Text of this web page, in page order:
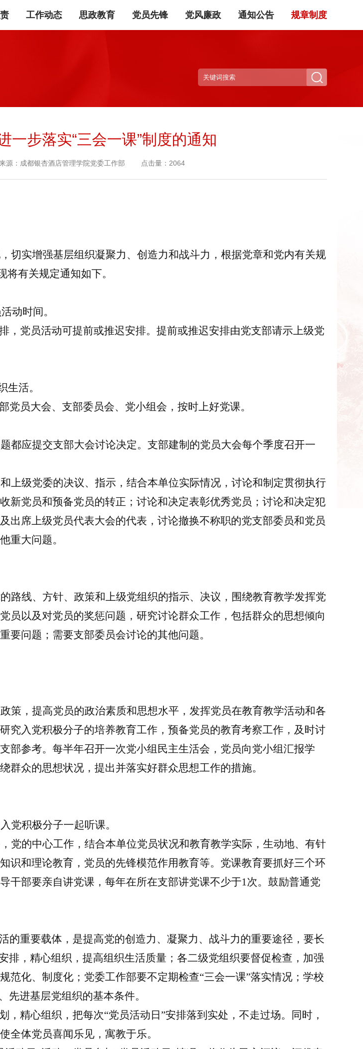
工作动态 思政教育 党员先锋 党风廉政 通知公告 规章制度
一步落实“三会一课”制度的通知
：成都银杏酒店管理学院党委工作部 点击量：2064
切实增强基层组织凝聚力、创造力和战斗力，根据党章和党内有关规
将有关规定通知如下。
动时间。
，党员活动可提前或推迟安排。提前或推迟安排由党支部请示上级党
生活。
党员大会、支部委员会、党小组会，按时上好党课。
都应提交支部大会讨论决定。支部建制的党员大会每个季度召开一
上级党委的决议、指示，结合本单位实际情况，讨论和制定贯彻执行
新党员和预备党员的转正；讨论和决定表彰优秀党员；讨论和决定犯
出席上级党员代表大会的代表，讨论撤换不称职的党支部委员和党员
重大问题。
路线、方针、政策和上级党组织的指示、决议，围绕教育教学发挥党
员以及对党员的奖惩问题，研究讨论群众工作，包括群众的思想倾向
要问题；需要支部委员会讨论的其他问题。
策，提高党员的政治素质和思想水平，发挥党员在教育教学活动和各
究入党积极分子的培养教育工作，预备党员的教育考察工作，及时讨
部参考。 每半年召开一次党小组民主生活会， 党员向党小组汇报学
众的思想状况，提出并落实好群众思想工作的措施。
党积极分子一起听课。
党的中心工作，结合本单位党员状况和教育教学实际，生动地、有针
识和理论教育，党员的先锋模范作用教育等。党课教育要抓好三个环
干部要亲自讲党课 ， 每年在所在支部讲党课不少于1次。鼓励普通党
的重要载体，是提高党的创造力、凝聚力、战斗力的重要途径，要长
排，精心组织，提高组织生活质量； 各二级党组织要督促检查 ， 加强
范化、制度化 ； 党委工作部要不定期检查“三会一课”落实情况；学校
先进基层党组织的基本条件。
精心组织，把每次“党员活动日”安排落到实处，不走过场。同时，
全体党员喜闻乐见，寓教于乐。